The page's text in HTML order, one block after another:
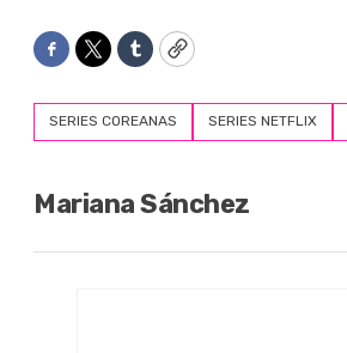
Facebook
TwitterTumblrCopy
SERIES COREANAS SERIES NETFLIX
Mariana Sánchez